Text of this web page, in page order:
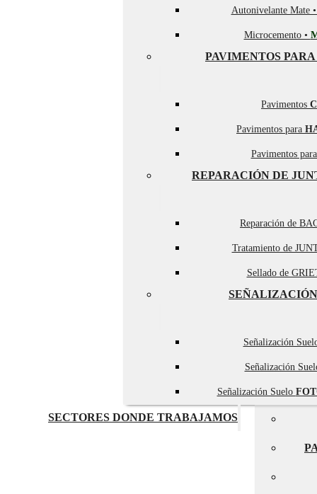
Autonivelante Mate
Microcemento •
PAVIMENTOS
Pavimentos
Pavimentos para
Pavimentos
REPARACIÓN DE
Reparación de
Tratamiento de
Sellado de
Señalización
Señalización
Señalización Suelo
SECTORES DONDE TRABAJAMOS